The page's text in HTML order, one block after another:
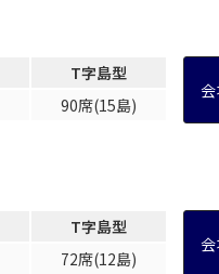
T字島型
90席(15島)
T字島型
72席(12島)